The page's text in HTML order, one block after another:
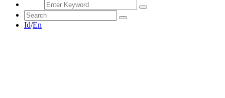
Id/En